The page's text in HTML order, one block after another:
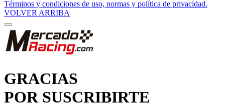
Términos y condiciones de uso, normas y política de privacidad.
VOLVER ARRIBA
GRACIAS
POR SUSCRIBIRTE